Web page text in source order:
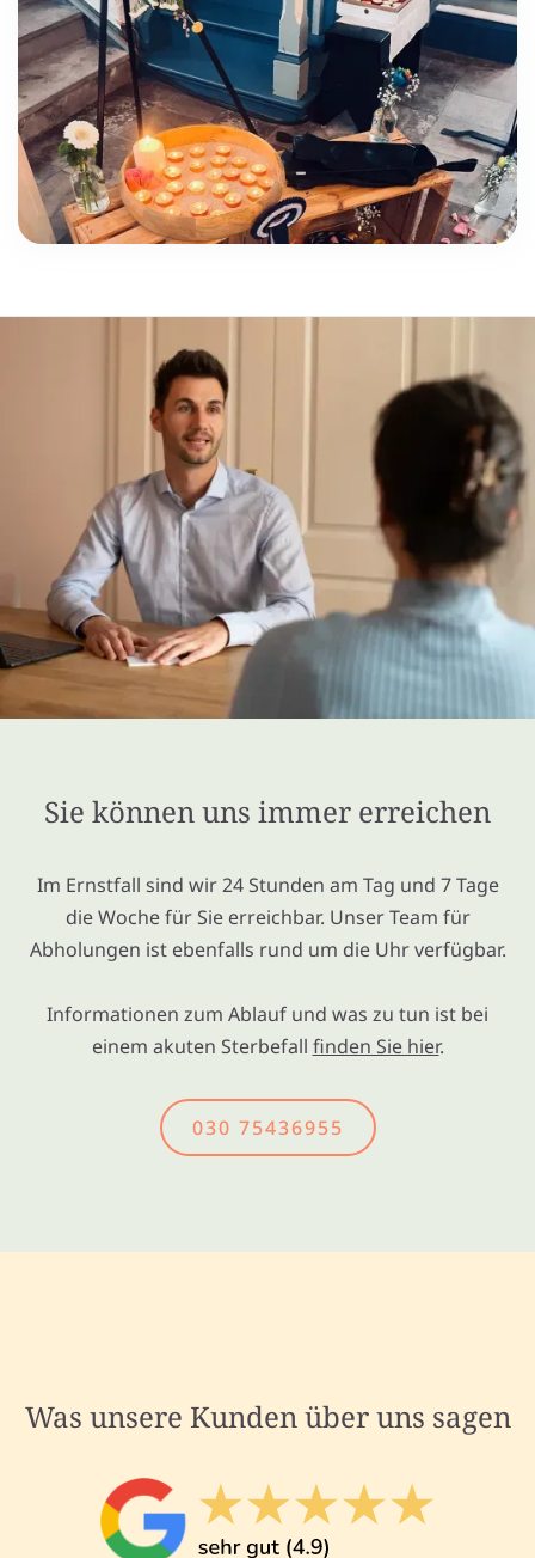
Sie können uns immer erreichen
Im Ernstfall sind wir 24 Stunden am Tag und 7 Tage
die Woche für Sie erreichbar. Unser Team für
Abholungen ist ebenfalls rund um die Uhr verfügbar.
Informationen zum Ablauf und was zu tun ist bei
einem akuten Sterbefall finden Sie hier.
030 75436955
Was unsere Kunden über uns sagen